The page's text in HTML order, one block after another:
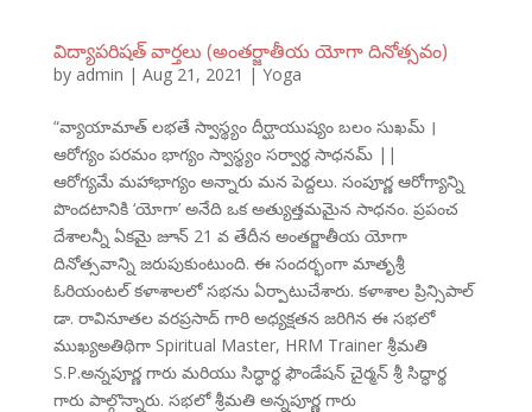
విద్యాపరిషత్ వార్తలు (అంతర్జాతీయ యోగా దినోత్సవం)
by admin | Aug 21, 2021 |Yoga
“వ్యాయామాత్ లభతే స్వాస్థ్యం దీర్ఘాయుష్యం బలం సుఖమ్ ।
ఆరోగ్యం పరమం భాగ్యం స్వాస్థ్యం సర్వార్థ సాధనమ్ ||
ఆరోగ్యమే మహాభాగ్యం అన్నారు మన పెద్దలు. సంపూర్ణ ఆరోగ్యాన్ని
పొందటానికి ‘యోగా’ అనేది ఒక అత్యుత్తమమైన సాధనం. ప్రపంచ
దేశాలన్నీ ఏకమై జూన్ 21 వ తేదీన అంతర్జాతీయ యోగా
దినోత్సవాన్ని జరుపుకుంటుంది. ఈ సందర్భంగా మాతృశ్రీ
ఓరియంటల్ కళాశాలలో సభను ఏర్పాటుచేశారు. కళాశాల ప్రిన్సిపాల్
డా. రావినూతల వరప్రసాద్ గారి అధ్యక్షతన జరిగిన ఈ సభలో
ముఖ్యఅతిథిగా Spiritual Master, HRM Trainer శ్రీమతి
S.P.అన్నపూర్ణ గారు మరియు సిద్ధార్థ ఫౌండేషన్ చైర్మన్ శ్రీ సిద్ధార్థ
గారు పాల్గొన్నారు. సభలో శ్రీమతి అన్నపూర్ణ గారు